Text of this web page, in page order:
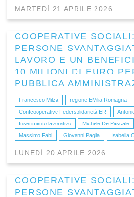
MARTEDÌ 21 APRILE 2026
COOPERATIVE
PERSONE
LAVORO E UN
10 MILIONI DI EURO
PUBBLICA
Francesco Milza
regione EMilia Romagna
Confcooperative Federsolidarietà ER
Inserimento lavorativo
Michele De Pascale
Massimo Fabi
Giovanni Paglia Isabella
LUNEDÌ 20 APRILE 2026
COOPERATIVE
PERSONE